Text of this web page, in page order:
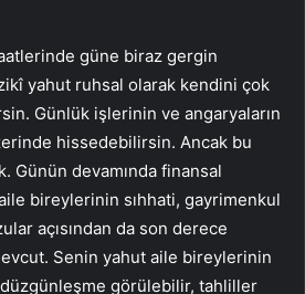
güne biraz gergin
yahut ruhsal olarak kendini çok
Günlük işlerinin ve angaryaların
hissedebilirsin. Ancak bu
Günün devamında finansal
bireylerinin sıhhati, gayrimenkul
açısından da son derece
Senin yahut aile bireylerinin
düzgünleşme görülebilir, tahliller